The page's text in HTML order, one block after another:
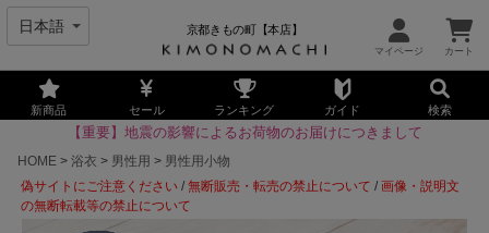
京都きもの町【本店】
新商品 セール ランキング ガイド 検索
【重要】地震の影響によるお荷物のお届けにつきまして
HOME
浴衣 男性用
男性用小物
偽サイトにご注意ください /無断販売・転売の禁止について /画像・説明文
の無断転載等の禁止について